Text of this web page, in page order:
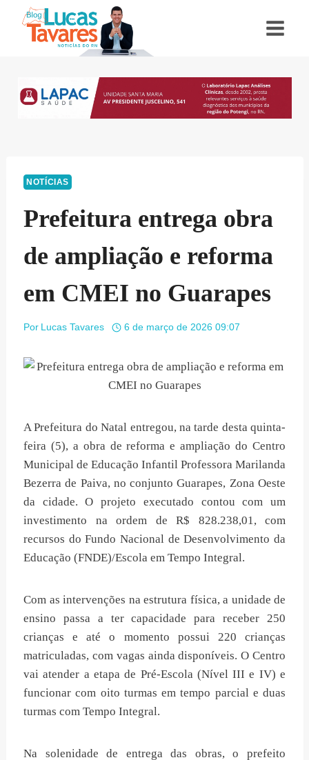
NOTÍCIAS
Prefeitura entrega obra
de ampliação e reforma
em CMEI no Guarapes
Por Lucas Tavares 6 de março de 2026 09:07
A Prefeitura do Natal entregou, na tarde desta quinta-
feira (5), a obra de reforma e ampliação do Centro
Municipal de Educação Infantil Professora Marilanda
Bezerra de Paiva, no conjunto Guarapes, Zona Oeste
da cidade. O projeto executado contou com um
investimento na ordem de R$ 828.238,01, com
recursos do Fundo Nacional de Desenvolvimento da
Educação (FNDE)/Escola em Tempo Integral.
Com as intervenções na estrutura física, a unidade de
ensino passa a ter capacidade para receber 250
crianças e até o momento possui 220 crianças
matriculadas, com vagas ainda disponíveis. O Centro
vai atender a etapa de Pré-Escola (Nível III e IV) e
funcionar com oito turmas em tempo parcial e duas
turmas com Tempo Integral.
Na solenidade de entrega das obras, o prefeito